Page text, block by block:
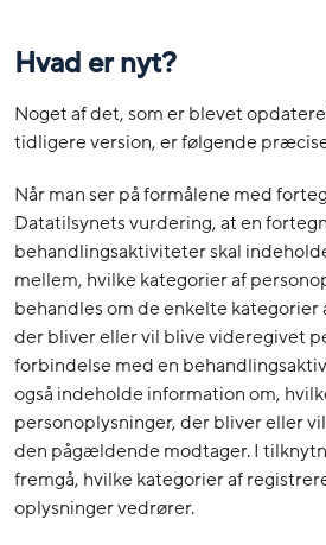
Hvad er nyt?
Noget af det, som er blevet
tidligere version, er følgende
Når man ser på formålene med
Datatilsynets vurdering, at en
behandlingsaktiviteter skal
mellem, hvilke kategorier af
behandles om de enkelte kategorier
der bliver eller vil blive videregivet
forbindelse med en
også indeholde information om,
personoplysninger, der bliver eller
den pågældende modtager. I
fremgå, hvilke kategorier af
oplysninger vedrører.